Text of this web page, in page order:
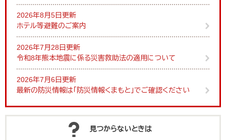
2026年8月5日更新
ホテル等避難のご案内
2026年7月28日更新
令和8年熊本地震に係る災害救助法の適用について
2026年7月6日更新
最新の防災情報は「防災情報くまもと」でご確認ください
見つからないときは